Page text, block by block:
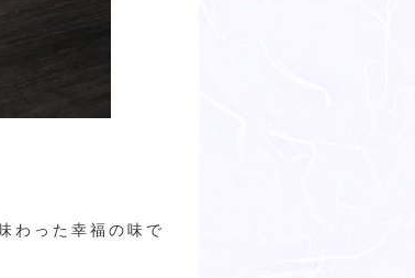
わった幸福の味で